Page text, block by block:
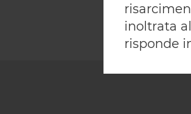
inoltrata
risponde